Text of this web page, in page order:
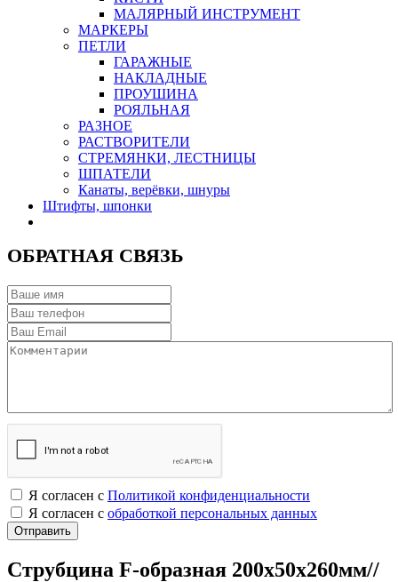
МАЛЯРНЫЙ ИНСТРУМЕНТ
МАРКЕРЫ
ПЕТЛИ
ГАРАЖНЫЕ
НАКЛАДНЫЕ
ПРОУШИНА
РОЯЛЬНАЯ
РАЗНОЕ
РАСТВОРИТЕЛИ
СТРЕМЯНКИ, ЛЕСТНИЦЫ
ШПАТЕЛИ
Канаты, верёвки, шнуры
Штифты, шпонки
ОБРАТНАЯ СВЯЗЬ
Я согласен с Политикой конфиденциальности
Я согласен с обработкой персональных данных
Струбцина F-образная 200х50х260мм//